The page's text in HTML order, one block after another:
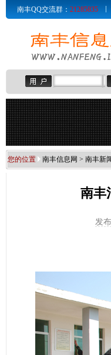
南丰QQ交流群： 21285835
您的位置 南丰信息网 > 南丰新
南丰
发